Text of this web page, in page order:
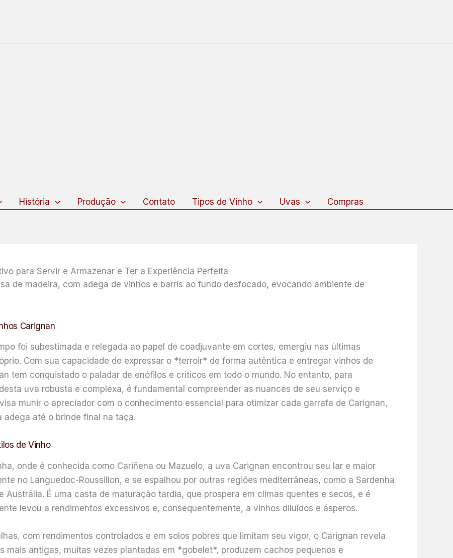
História Produção Contato Tipos de Vinho Uvas Compras
para Servir e Armazenar e Ter a Experiência Perfeita
Carignan
foi subestimada e relegada ao papel de coadjuvante em cortes, emergiu nas últimas
Com sua capacidade de expressar o *terroir* de forma autêntica e entregar vinhos de
tem conquistado o paladar de enófilos e críticos em todo o mundo. No entanto, para
uva robusta e complexa, é fundamental compreender as nuances de seu serviço e
munir o apreciador com o conhecimento essencial para otimizar cada garrafa de Carignan,
adega até o brinde final na taça.
de Vinho
onde é conhecida como Cariñena ou Mazuelo, a uva Carignan encontrou seu lar e maior
no Languedoc-Roussillon, e se espalhou por outras regiões mediterrâneas, como a Sardenha
Austrália. É uma casta de maturação tardia, que prospera em climas quentes e secos, e é
levou a rendimentos excessivos e, consequentemente, a vinhos diluídos e ásperos.
com rendimentos controlados e em solos pobres que limitam seu vigor, o Carignan revela
mais antigas, muitas vezes plantadas em *gobelet*, produzem cachos pequenos e